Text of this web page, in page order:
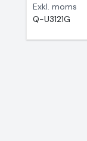
Exkl. moms
Q-U3121G